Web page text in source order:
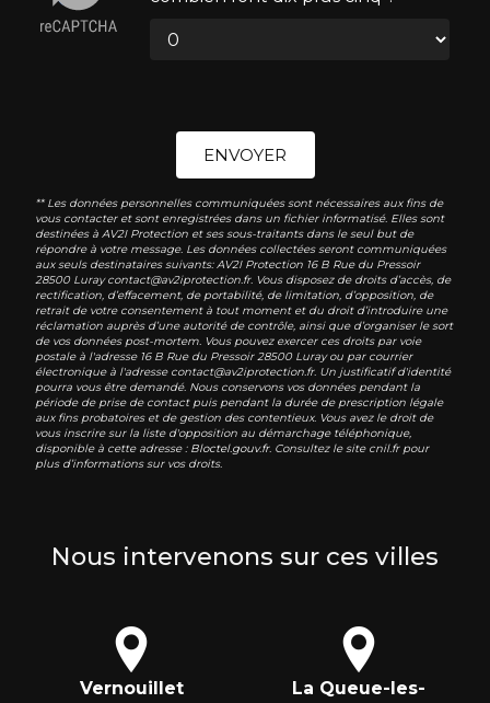
ENVOYER
** Les données personnelles communiquées sont nécessaires aux fins de
vous contacter et sont enregistrées dans un fichier informatisé. Elles sont
destinées à AV2I Protection et ses sous-traitants dans le seul but de
répondre à votre message. Les données collectées seront communiquées
aux seuls destinataires suivants: AV2I Protection 16 B Rue du Pressoir
28500 Luray contact@av2iprotection.fr. Vous disposez de droits d’accès, de
rectification, d’effacement, de portabilité, de limitation, d’opposition, de
retrait de votre consentement à tout moment et du droit d’introduire une
réclamation auprès d’une autorité de contrôle, ainsi que d’organiser le sort
de vos données post-mortem. Vous pouvez exercer ces droits par voie
postale à l'adresse 16 B Rue du Pressoir 28500 Luray ou par courrier
électronique à l'adresse contact@av2iprotection.fr. Un justificatif d'identité
pourra vous être demandé. Nous conservons vos données pendant la
période de prise de contact puis pendant la durée de prescription légale
aux fins probatoires et de gestion des contentieux. Vous avez le droit de
vous inscrire sur la liste d'opposition au démarchage téléphonique,
disponible à cette adresse : Bloctel.gouv.fr. Consultez le site cnil.fr pour
plus d’informations sur vos droits.
Nous intervenons sur ces villes
Vernouillet
La Queue-les-